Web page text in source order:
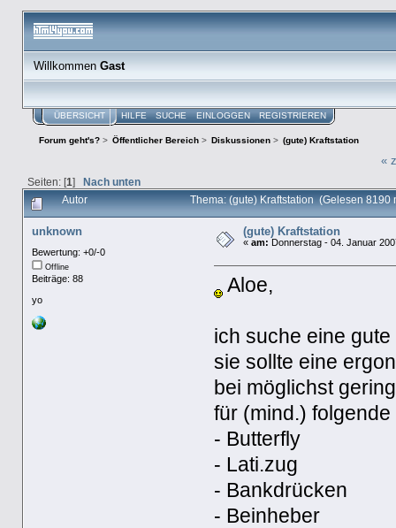
WillkommenGast
ÜBERSICHT HILFE SUCHE EINLOGGEN REGISTRIEREN
Forum geht's?> Öffentlicher Bereich > Diskussionen > (gute) Kraftstation
«
Seiten: [1] Nach unten
Autor Thema: (gute) Kraftstation (Gelesen 8190
unknown
Bewertung: +0/-0
Offline
Beiträge: 88
yo
(gute) Kraftstation
« am: Donnerstag - 04. Januar
Aloe,
ich suche eine
sie sollte eine
bei möglichst
für (mind.)
- Butterfly
- Lati.zug
- Bankdrücken
- Beinheber